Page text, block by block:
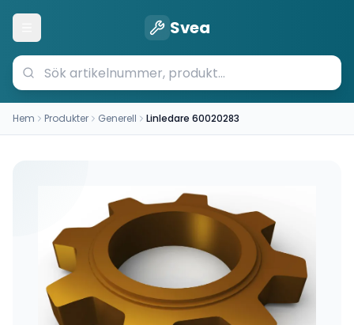
Öppna meny Svea
Hem Produkter Generell Linledare 60020283